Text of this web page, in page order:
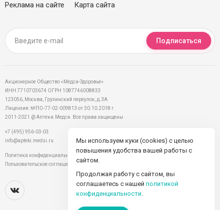
Реклама на сайте
Карта сайта
Подписаться
Акционерное Общество «Медси-Здоровье»
ИНН 7710703674 ОГРН 1087746008833
123056, Москва, Грузинский переулок, д.3А
Лицензия: №ЛО-77-02-009813 от 30.10.2018 г
2011-2021 @ Аптеки.Медси. Все права защищены
+7 (495) 956-03-03
info@apteki.medsi.ru
Политика конфиденциальности
Пользовательское соглашение
Мы используем куки (cookies) с целью
повышения удобства вашей работы с
сайтом.
Продолжая работу с сайтом, вы
соглашаетесь с нашей политикой
конфиденциальности